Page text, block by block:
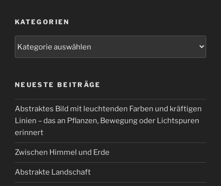
KATEGORIEN
NEUESTE BEITRÄGE
Abstraktes Bild mit leuchtenden Farben und kräftigen
Linien – das an Pflanzen, Bewegung oder Lichtspuren
erinnert
Zwischen Himmel und Erde
Abstrakte Landschaft